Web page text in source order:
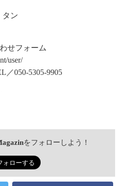
タン
せフォーム
user/
050-5305-9905
をフォローしよう！